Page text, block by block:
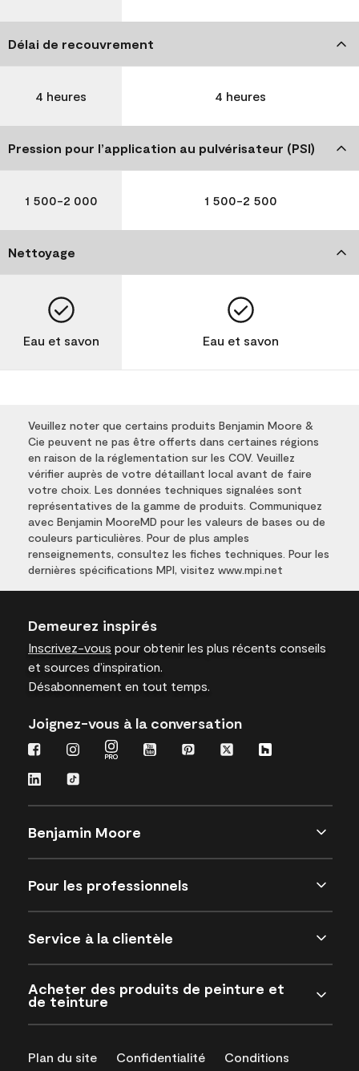
Délai de recouvrement
4 heures 4 heures
Pression pour l’application au pulvérisateur (PSI)
1 500-2 000 1 500-2 500
Nettoyage
Eau et savon Eau et savon
Veuillez noter que certains produits Benjamin Moore &
Cie peuvent ne pas être offerts dans certaines régions
en raison de la réglementation sur les COV. Veuillez
vérifier auprès de votre détaillant local avant de faire
votre choix. Les données techniques signalées sont
représentatives de la gamme de produits. Communiquez
avec Benjamin MooreMD pour les valeurs de bases ou de
couleurs particulières. Pour de plus amples
renseignements, consultez les fiches techniques. Pour les
dernières spécifications MPI, visitez www.mpi.net
Demeurez inspirés
Inscrivez-vous pour obtenir les plus récents conseils
et sources d’inspiration.
Désabonnement en tout temps.
Joignez-vous à la conversation
Benjamin Moore
Pour les professionnels
Service à la clientèle
Acheter des produits de peinture et
de teinture
Plan du site Confidentialité
Conditions